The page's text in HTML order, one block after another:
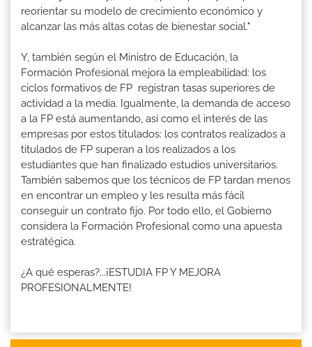
reorientar su modelo de crecimiento económico y
alcanzar las más altas cotas de bienestar social."
Y, también según el Ministro de Educación, la
Formación Profesional mejora la empleabilidad: los
ciclos formativos de FP registran tasas superiores de
actividad a la media. Igualmente, la demanda de acceso
a la FP está aumentando, así como el interés de las
empresas por estos titulados: los contratos realizados a
titulados de FP superan a los realizados a los
estudiantes que han finalizado estudios universitarios.
También sabemos que los técnicos de FP tardan menos
en encontrar un empleo y les resulta más fácil
conseguir un contrato fijo. Por todo ello, el Gobierno
considera la Formación Profesional como una apuesta
estratégica.
¿A qué esperas?...¡ESTUDIA FP Y MEJORA
PROFESIONALMENTE!